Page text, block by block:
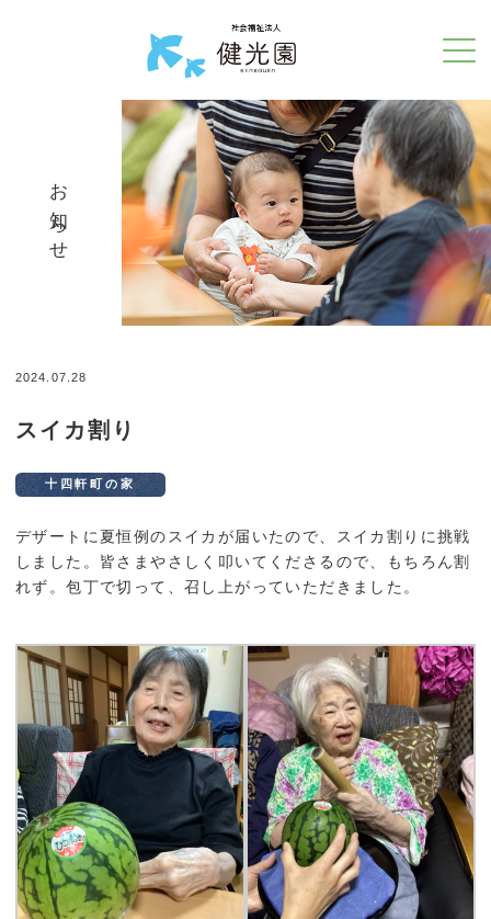
お知らせ
2024.07.28
スイカ割り
十四軒町の家
デザートに夏恒例のスイカが届いたので、スイカ割りに挑戦
しました。皆さまやさしく叩いてくださるので、もちろん割
れず。包丁で切って、召し上がっていただきました。